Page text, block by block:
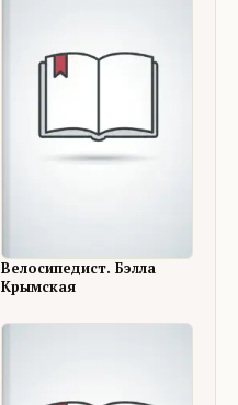
Велосипедист. Бэлла
Крымская